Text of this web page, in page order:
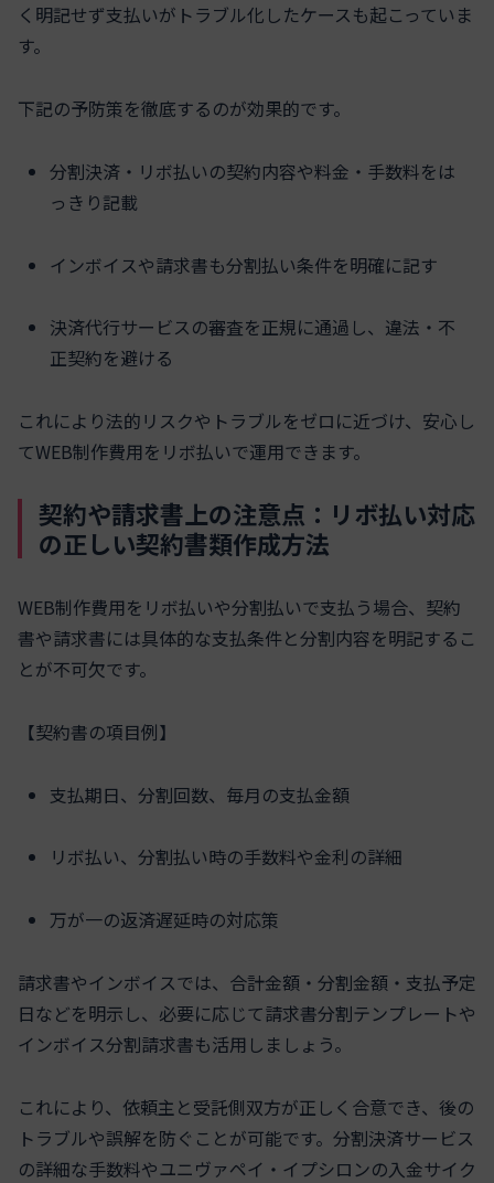
く明記せず支払いがトラブル化したケースも起こっていま
す。
下記の予防策を徹底するのが効果的です。
分割決済・リボ払いの契約内容や料金・手数料をは
っきり記載
インボイスや請求書も分割払い条件を明確に記す
決済代行サービスの審査を正規に通過し、違法・不
正契約を避ける
これにより法的リスクやトラブルをゼロに近づけ、安心し
てWEB制作費用をリボ払いで運用できます。
契約や請求書上の注意点：リボ払い対応
の正しい契約書類作成方法
WEB制作費用をリボ払いや分割払いで支払う場合、契約
書や請求書には具体的な支払条件と分割内容を明記するこ
とが不可欠です。
【契約書の項目例】
支払期日、分割回数、毎月の支払金額
リボ払い、分割払い時の手数料や金利の詳細
万が一の返済遅延時の対応策
請求書やインボイスでは、合計金額・分割金額・支払予定
日などを明示し、必要に応じて請求書分割テンプレートや
インボイス分割請求書も活用しましょう。
これにより、依頼主と受託側双方が正しく合意でき、後の
トラブルや誤解を防ぐことが可能です。分割決済サービス
の詳細な手数料やユニヴァペイ・イプシロンの入金サイク